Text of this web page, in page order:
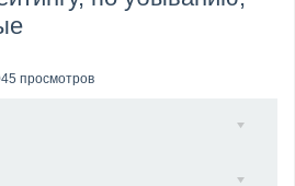
объявил новую волну участ...
просмотров